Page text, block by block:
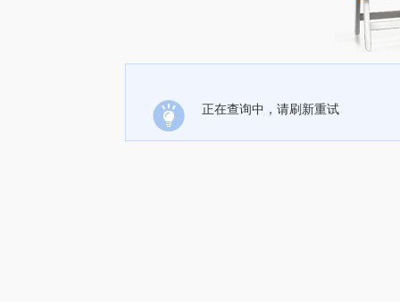
正在查询中，请刷新重试